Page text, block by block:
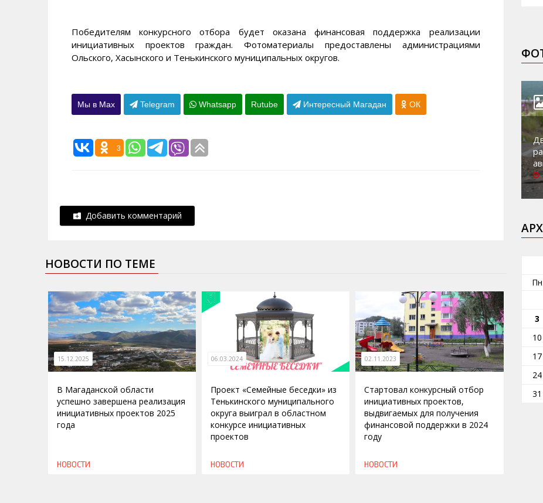
Победителям конкурсного отбора будет оказана финансовая поддержка реализации
инициативных проектов граждан. Фотоматериалы предоставлены администрациями
Ольского, Хасынского и Тенькинского муниципальных округов.
Мы в Max Telegram Whatsapp Rutube Интересный Магадан ОК
3
Добавить комментарий
НОВОСТИ ПО ТЕМЕ
15.12.2025
В Магаданской области
успешно завершена реализация
инициативных проектов 2025
года
НОВОСТИ
06.03.2024
Проект «Семейные беседки» из
Тенькинского муниципального
округа выиграл в областном
конкурсе инициативных
проектов
НОВОСТИ
02.11.2023
Стартовал конкурсный отбор
инициативных проектов,
выдвигаемых для получения
финансовой поддержки в 2024
году
НОВОСТИ
Пн
3
10
17
24
31